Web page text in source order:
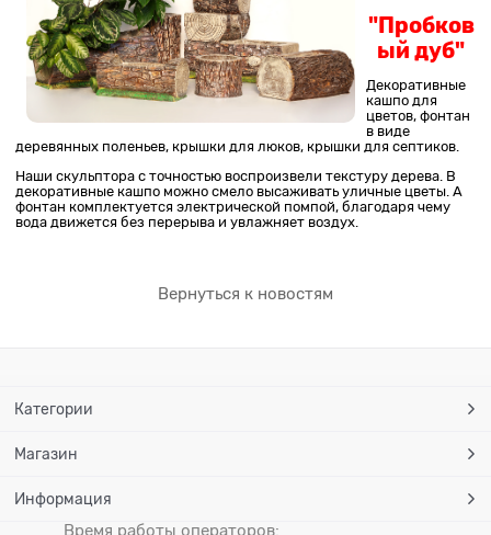
"Пробков
ый дуб"
Декоративные
кашпо для
цветов, фонтан
в виде
деревянных поленьев, крышки для люков, крышки для септиков.
Наши скульптора с точностью воспроизвели текстуру дерева. В
декоративные кашпо можно смело высаживать уличные цветы. А
фонтан комплектуется электрической помпой, благодаря чему
вода движется без перерыва и увлажняет воздух.
Вернуться к новостям
Категории
Магазин
Информация
Время работы операторов: